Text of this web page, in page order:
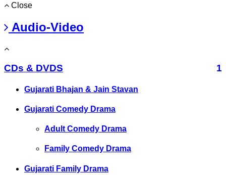
Close
Audio-Video
CDs & DVDS 1
Gujarati Bhajan & Jain Stavan
Gujarati Comedy Drama
Adult Comedy Drama
Family Comedy Drama
Gujarati Family Drama